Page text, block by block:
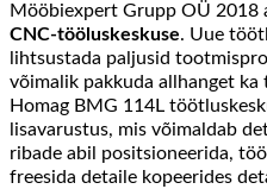
Mööbiexpert Grupp OÜ 2018
CNC-tööluskeskuse. Uue
lihtsustada paljusid
võimalik pakkuda allhanget
Homag BMG 114L
lisavarustus, mis võimaldab
ribade abil positsioneerida,
freesida detaile kopeerides